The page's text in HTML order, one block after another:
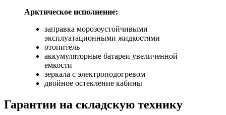
Арктическое исполнение:
заправка морозоустойчивыми
эксплуатационными жидкостями
отопитель
аккумуляторные батареи увеличенной
емкости
зеркала с электроподогревом
двойное остекление кабины
Гарантии на складскую технику